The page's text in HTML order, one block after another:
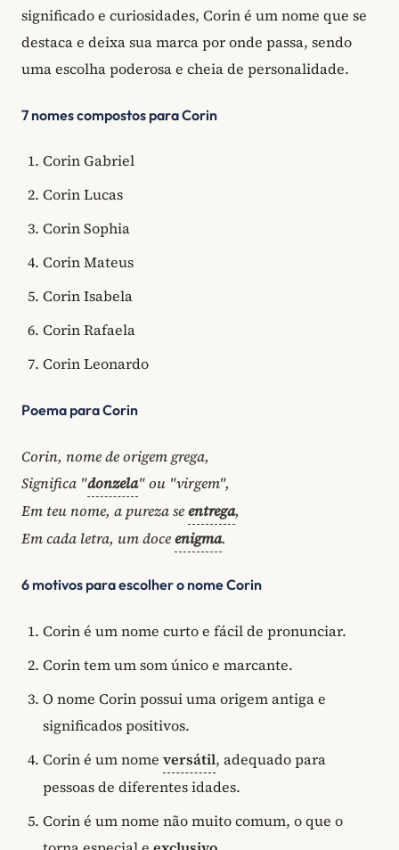
significado e curiosidades, Corin é um nome que se
destaca e deixa sua marca por onde passa, sendo
uma escolha poderosa e cheia de personalidade.
7 nomes compostos para Corin
Corin Gabriel
Corin Lucas
Corin Sophia
Corin Mateus
Corin Isabela
Corin Rafaela
Corin Leonardo
Poema para Corin
Corin, nome de origem grega,
Significa "donzela" ou "virgem",
Em teu nome, a pureza seentrega,
Em cada letra, um doceenigma.
6 motivos para escolher o nome Corin
Corin é um nome curto e fácil de pronunciar.
Corin tem um som único e marcante.
O nome Corin possui uma origem antiga e
significados positivos.
Corin é um nome versátil, adequado para
pessoas de diferentes idades.
Corin é um nome não muito comum, o que o